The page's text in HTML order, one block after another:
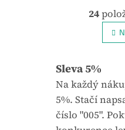
24
Sleva 5%
Na každý
5%. Stačí
číslo "005".